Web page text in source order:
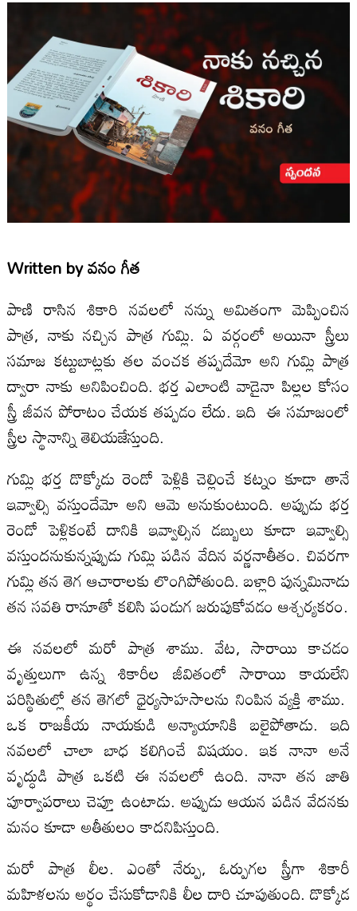
Written byవనం గీత
పాణి రాసిన శికారి నవలలో నన్ను అమితంగా మెప్పించిన
పాత్ర, నాకు నచ్చిన పాత్ర గుమ్లి. ఏ వర్గంలో అయినా స్త్రీలు
సమాజ కట్టుబాట్లకు తల వంచక తప్పదేమో అని గుమ్లి పాత్ర
ద్వారా నాకు అనిపించింది. భర్త ఎలాంటి వాడైనా పిల్లల కోసం
స్త్రీ జీవన పోరాటం చేయక తప్పడం లేదు. ఇది ఈ సమాజంలో
స్త్రీల స్థానాన్ని తెలియజేస్తుంది.
గుమ్లి భర్త డొక్కోడు రెండో పెళ్లికి చెల్లించే కట్నం కూడా తానే
ఇవ్వాల్సి వస్తుందేమో అని ఆమె అనుకుంటుంది. అప్పుడు భర్త
రెండో పెళ్లికంటే దానికి ఇవ్వాల్సిన డబ్బులు కూడా ఇవ్వాల్సి
వస్తుందనుకున్నప్పుడు గుమ్లి పడిన వేదిన వర్ణనాతీతం. చివరగా
గుమ్లి తన తెగ ఆచారాలకు లొంగిపోతుంది. బళ్లారి పున్నమినాడు
తన సవతి రానూతో కలిసి పండుగ జరుపుకోవడం ఆశ్చర్యకరం.
ఈ నవలలో మరో పాత్ర శాము. వేట, సారాయి కాచడం
వృత్తులుగా ఉన్న శికారీల జీవితంలో సారాయి కాయలేని
పరిస్థితుల్లో తన తెగలో ధైర్యసాహసాలను నింపిన వ్యక్తి శాము.
ఒక రాజకీయ నాయకుడి అన్యాయానికి బలైపోతాడు. ఇది
నవలలో చాలా బాధ కలిగించే విషయం. ఇక నానా అనే
వృద్ధుడి పాత్ర ఒకటి ఈ నవలలో ఉంది. నానా తన జాతి
పూర్వాపరాలు చెప్తూ ఉంటాడు. అప్పుడు ఆయన పడిన వేదనకు
మనం కూడా అతీతులం కాదనిపిస్తుంది.
మరో పాత్ర లీల. ఎంతో నేర్పు, ఓర్పుగల స్త్రీగా శికారీ
మహిళలను అర్థం చేసుకోడానికి లీల దారి చూపుతుంది. డొక్కోడ